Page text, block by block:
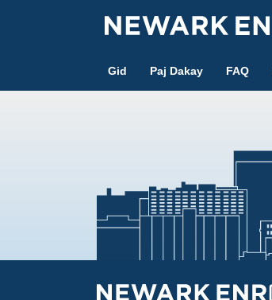
Gid Paj Dakay FAQ